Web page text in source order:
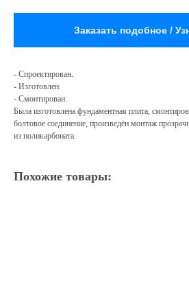
Заказать подобное /
- Спроектирован.
- Изготовлен.
- Смонтирован.
Была изготовлена фундаментная плита,
болтовое соединение, произведён монтаж
из поликарбоната.
Похожие товары: